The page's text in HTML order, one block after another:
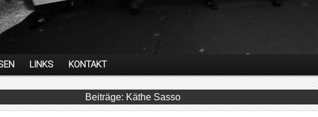
LINKS KONTAKT
Käthe Sasso